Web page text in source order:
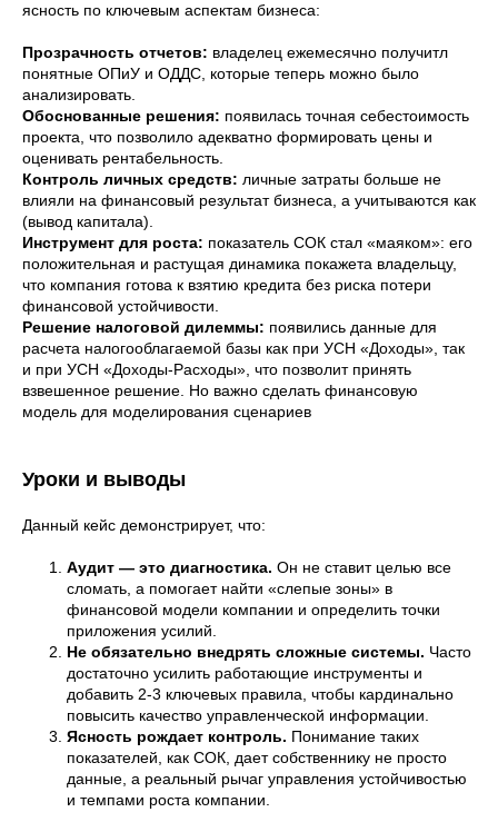
ясность по ключевым аспектам бизнеса:
Прозрачность отчетов: владелец ежемесячно получитл
понятные ОПиУ и ОДДС, которые теперь можно было
анализировать.
Обоснованные решения: появилась точная себестоимость
проекта, что позволило адекватно формировать цены и
оценивать рентабельность.
Контроль личных средств: личные затраты больше не
влияли на финансовый результат бизнеса, а учитываются как
(вывод капитала).
Инструмент для роста: показатель СОК стал «маяком»: его
положительная и растущая динамика покажета владельцу,
что компания готова к взятию кредита без риска потери
финансовой устойчивости.
Решение налоговой дилеммы: появились данные для
расчета налогооблагаемой базы как при УСН «Доходы», так
и при УСН «Доходы-Расходы», что позволит принять
взвешенное решение. Но важно сделать финансовую
модель для моделирования сценариев
Уроки и выводы
Данный кейс демонстрирует, что:
Аудит — это диагностика. Он не ставит целью все
сломать, а помогает найти «слепые зоны» в
финансовой модели компании и определить точки
приложения усилий.
Не обязательно внедрять сложные системы. Часто
достаточно усилить работающие инструменты и
добавить 2-3 ключевых правила, чтобы кардинально
повысить качество управленческой информации.
Ясность рождает контроль. Понимание таких
показателей, как СОК, дает собственнику не просто
данные, а реальный рычаг управления устойчивостью
и темпами роста компании.